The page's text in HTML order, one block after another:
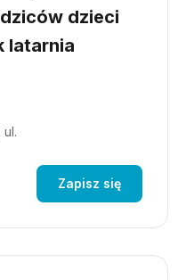
dzieci
latarnia
ul.
Zapisz się